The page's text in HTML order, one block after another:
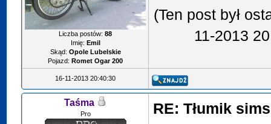
Liczba postów:88
Imię: Emil
Skąd: Opole Lubelskie
Pojazd: Romet Ogar 200
(Ten post był
11-2013
16-11-2013 20:40:30
Taśma
Pro RE: Tłumik